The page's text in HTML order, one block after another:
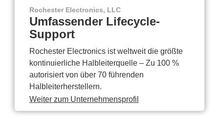
Rochester Electronics, LLC
Umfassender Lifecycle-
Support
Rochester Electronics ist weltweit die größte
kontinuierliche Halbleiterquelle – Zu 100 %
autorisiert von über 70 führenden
Halbleiterherstellern.
Weiter zum Unternehmensprofil